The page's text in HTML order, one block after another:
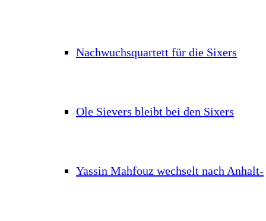
Nachwuchsquartett für die Sixers
Ole Sievers bleibt bei den Sixers
Yassin Mahfouz wechselt nach Anhalt-